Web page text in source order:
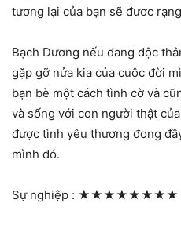
tương lại của bạn sẽ đươc
Bạch Dương nếu đang độc
gặp gỡ nửa kia của cuộc đời
bạn bè một cách tình cờ và
và sống với con người thật
được tình yêu thương đong
mình đó.
Sự nghiệp : ★★★★★★★★